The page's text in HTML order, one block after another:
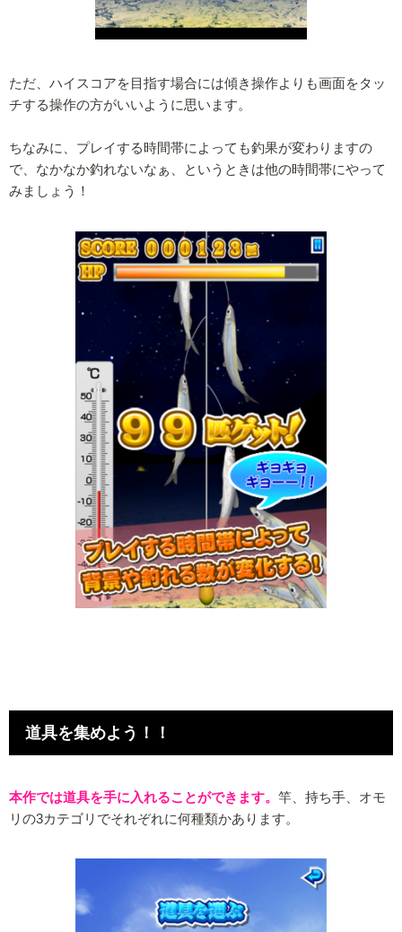
ただ、ハイスコアを目指す場合には傾き操作よりも画面をタッ
チする操作の方がいいように思います。
ちなみに、プレイする時間帯によっても釣果が変わりますの
で、なかなか釣れないなぁ、というときは他の時間帯にやって
みましょう！
道具を集めよう！！
本作では道具を手に入れることができます。 竿、持ち手、オモ
リの3カテゴリでそれぞれに何種類かあります。